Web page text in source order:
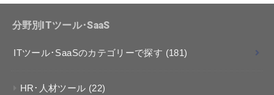
分野別ITツール･SaaS
ITツール･SaaSのカテゴリーで探す (181)
HR･人材ツール (22)